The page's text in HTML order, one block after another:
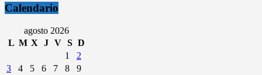
Calendario
agosto 2026
L M X J V S D
1
2
3
4 5 6 7 8
9